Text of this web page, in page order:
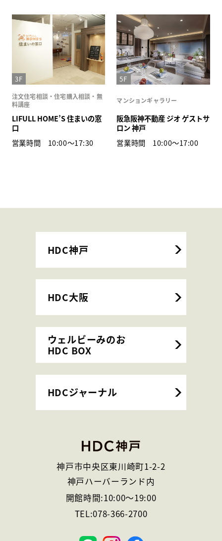
HDC大阪
ウェルビーみのお
HDC BOX
ジャーナル
注文住宅相談・住宅購入相談・無
料講座
LIFULL HOME’S 住まいの窓
口
営業時間 10:00〜17:30
3F
マンションギャラリー
阪急阪神不動産 ジオ ゲストサ
ロン 神戸
営業時間 10:00〜17:00
5F
HDC神戸
HDC大阪
ウェルビーみのお
HDC BOX
HDCジャーナル
神戸市中央区東川崎町1-2-2
神戸ハーバーランド内
開館時間:10:00～19:00
TEL:078-366-2700